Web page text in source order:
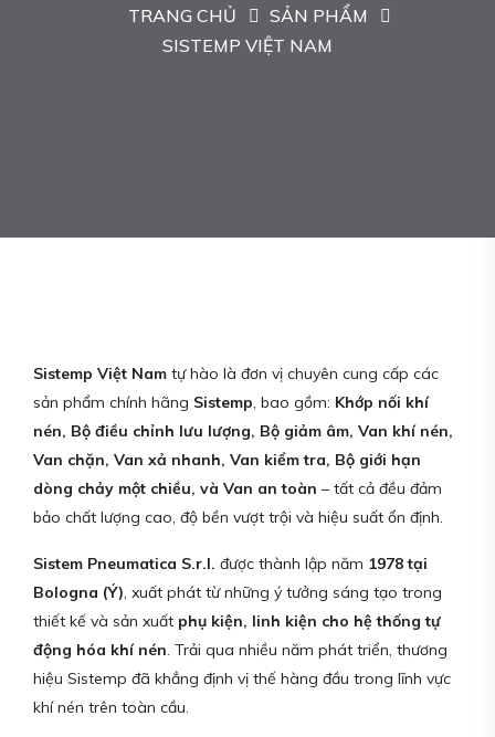
TRANG CHỦ
SẢN PHẨM
SISTEMP VIỆT NAM
Sistemp Việt Nam tự hào là đơn vị chuyên cung cấp các
sản phẩm chính hãng Sistemp, bao gồm: Khớp nối khí
nén, Bộ điều chỉnh lưu lượng, Bộ giảm âm, Van khí nén,
Van chặn, Van xả nhanh, Van kiểm tra, Bộ giới hạn
dòng chảy một chiều, và Van an toàn – tất cả đều đảm
bảo chất lượng cao, độ bền vượt trội và hiệu suất ổn định.
Sistem Pneumatica S.r.l. được thành lập năm 1978 tại
Bologna (Ý), xuất phát từ những ý tưởng sáng tạo trong
thiết kế và sản xuất phụ kiện, linh kiện cho hệ thống tự
động hóa khí nén. Trải qua nhiều năm phát triển, thương
hiệu Sistemp đã khẳng định vị thế hàng đầu trong lĩnh vực
khí nén trên toàn cầu.